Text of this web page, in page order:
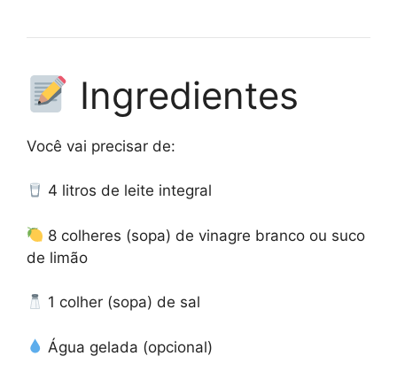
Ingredientes
Você vai precisar de:
4 litros de leite integral
8 colheres (sopa) de vinagre branco ou suco
de limão
1 colher (sopa) de sal
Água gelada (opcional)